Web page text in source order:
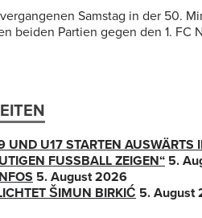
Samstag in der 50.
beiden Partien gegen den 1.
UND U17 STARTEN
FUSSBALL ZEIGEN“
5.
5. August 2026
ŠIMUN BIRKIĆ 5. August